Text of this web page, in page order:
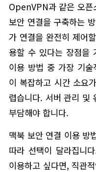
OpenVPN과 같은 오픈
보안 연결을 구축하는
가 연결을 완전히 제어
용할 수 있다는 장점을
이용 방법 중 가장 기
이 복잡하고 시간 소요
렵습니다. 서버 관리 및
부담해야 합니다.
맥북 보안 연결 이용 방
따라 선택이 달라집니
이용하고 싶다면, 직관